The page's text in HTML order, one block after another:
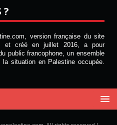
?
version française du site
et créé en juillet 2016, a pour
public francophone, un ensemble
la situation en Palestine occupée.